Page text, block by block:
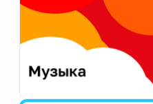
Екатеринбург
Калининград
Калуга